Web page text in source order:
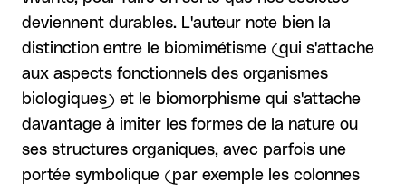
deviennent durables. L'auteur note bien la
distinction entre le biomimétisme (qui s'attache
aux aspects fonctionnels des organismes
biologiques) et le biomorphisme qui s'attache
davantage à imiter les formes de la nature ou
ses structures organiques, avec parfois une
portée symbolique (par exemple les colonnes